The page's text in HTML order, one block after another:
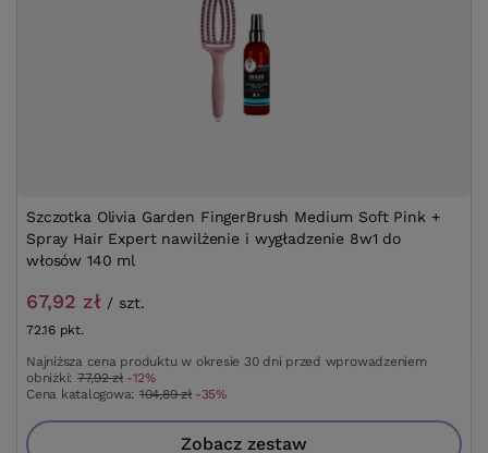
Szczotka Olivia Garden FingerBrush Medium Soft Pink +
Spray Hair Expert nawilżenie i wygładzenie 8w1 do
włosów 140 ml
67,92 zł / szt.
72.16pkt.
Najniższa cena produktu w okresie 30 dni przed wprowadzeniem
obniżki: 77,92 zł -12%
Cena katalogowa: 104,89 zł -35%
Zobacz zestaw